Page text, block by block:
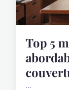
Top 5
...